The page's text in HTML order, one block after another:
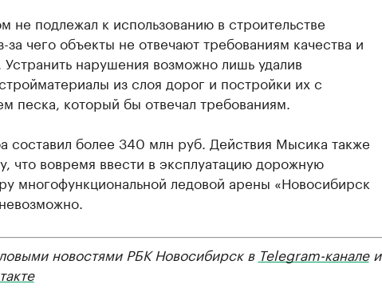
не подлежал к использованию в строительстве
за чего объекты не отвечают требованиям качества и
Устранить нарушения возможно лишь удалив
из слоя дорог и постройки их с
песка, который бы отвечал требованиям.
составил более 340 млн руб. Действия Мысика также
что вовремя ввести в эксплуатацию дорожную
многофункциональной ледовой арены «Новосибирск
новостями РБК Новосибирск в Telegram-каналеи